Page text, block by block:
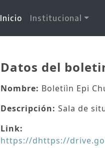
Inicio (current)
Institucional
Datos del
Nombre: Boletiìn Epi
Descripción: Sala de
Link:
https://dhttps://